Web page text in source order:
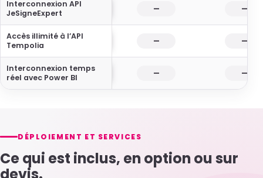
Interconnexion API
JeSigneExpert
— —
Accès illimité à l’API
Tempolia
— —
Interconnexion temps
réel avec Power BI
— —
DÉPLOIEMENT ET SERVICES
Ce qui est inclus, en option ou sur